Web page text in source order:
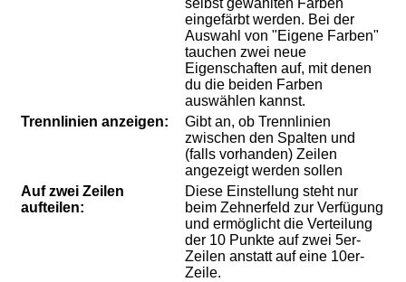
selbst gewählten Farben
eingefärbt werden. Bei der
Auswahl von "Eigene Farben"
tauchen zwei neue
Eigenschaften auf, mit denen
du die beiden Farben
auswählen kannst.
Trennlinien anzeigen:
Gibt an, ob Trennlinien
zwischen den Spalten und
(falls vorhanden) Zeilen
angezeigt werden sollen
Auf zwei Zeilen
aufteilen:
Diese Einstellung steht nur
beim Zehnerfeld zur Verfügung
und ermöglicht die Verteilung
der 10 Punkte auf zwei 5er-
Zeilen anstatt auf eine 10er-
Zeile.